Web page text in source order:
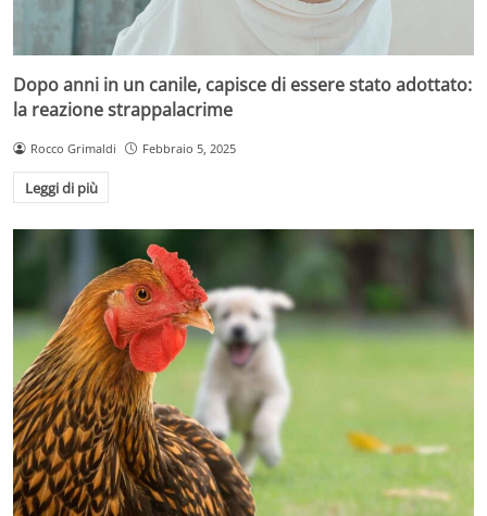
Dopo anni in un canile, capisce di essere stato adottato:
la reazione strappalacrime
Rocco Grimaldi Febbraio 5, 2025
Leggi di più